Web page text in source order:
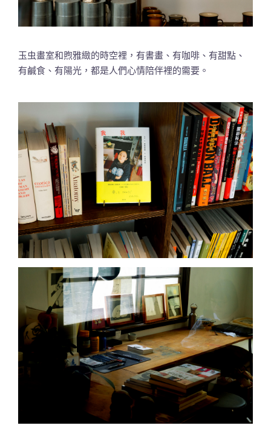
玉虫畫室和煦雅緻的時空裡，有書畫、有咖啡、有甜點、
有鹹食、有陽光，都是人們心情陪伴裡的需要。